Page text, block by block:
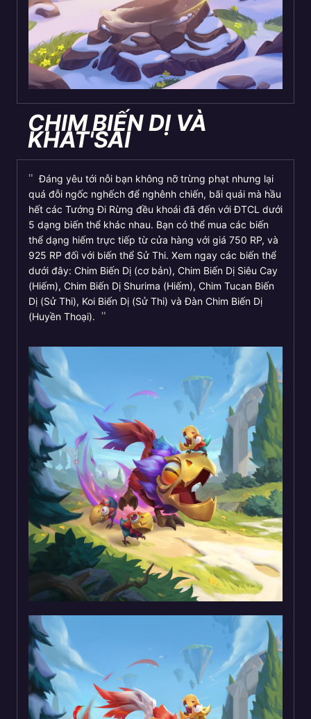
CHIM BIẾN DỊ VÀ
KHAT'SAI
Đáng yêu tới nỗi bạn không nỡ trừng phạt nhưng lại
quá đỗi ngốc nghếch để nghênh chiến, bãi quái mà hầu
hết các Tướng Đi Rừng đều khoái đã đến với ĐTCL dưới
5 dạng biến thể khác nhau. Bạn có thể mua các biến
thể dạng hiếm trực tiếp từ cửa hàng với giá 750 RP, và
925 RP đối với biến thể Sử Thi. Xem ngay các biến thể
dưới đây: Chim Biến Dị (cơ bản), Chim Biến Dị Siêu Cay
(Hiếm), Chim Biến Dị Shurima (Hiếm), Chim Tucan Biến
Dị (Sử Thi), Koi Biến Dị (Sử Thi) và Đàn Chim Biến Dị
(Huyền Thoại).